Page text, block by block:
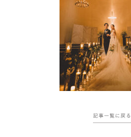
記事一覧に戻る